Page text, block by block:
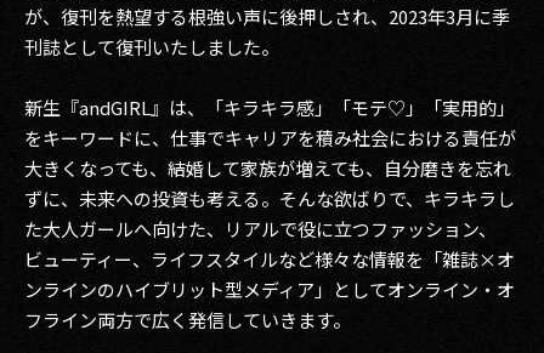
が、復刊を熱望する根強い声に後押しされ、2023年3月に季
刊誌として復刊いたしました。
新生『andGIRL』は、「キラキラ感」「モテ♡」「実用的」
をキーワードに、仕事でキャリアを積み社会における責任が
大きくなっても、結婚して家族が増えても、自分磨きを忘れ
ずに、未来への投資も考える。そんな欲ばりで、キラキラし
た大人ガールへ向けた、リアルで役に立つファッション、
ビューティー、ライフスタイルなど様々な情報を「雑誌×オ
ンラインのハイブリット型メディア」としてオンライン・オ
フライン両方で広く発信していきます。